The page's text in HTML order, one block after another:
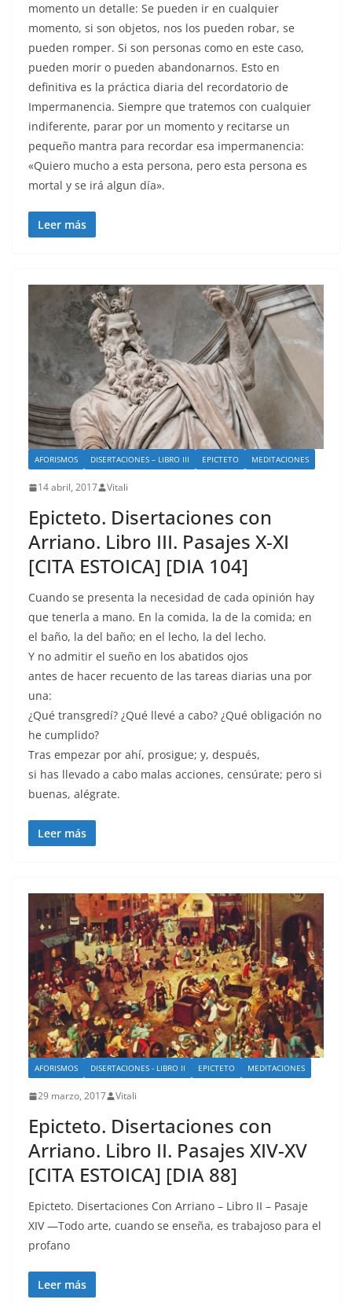
momento un detalle: Se pueden ir en cualquier
momento, si son objetos, nos los pueden robar, se
pueden romper. Si son personas como en este caso,
pueden morir o pueden abandonarnos. Esto en
definitiva es la práctica diaria del recordatorio de
Impermanencia. Siempre que tratemos con cualquier
indiferente, parar por un momento y recitarse un
pequeño mantra para recordar esa impermanencia:
«Quiero mucho a esta persona, pero esta persona es
mortal y se irá algun día».
Leer más
AFORISMOS DISERTACIONES – LIBRO III EPICTETO MEDITACIONES
14 abril, 2017 Vitali
Epicteto. Disertaciones con
Arriano. Libro III. Pasajes X-XI
[CITA ESTOICA] [DIA 104]
Cuando se presenta la necesidad de cada opinión hay
que tenerla a mano. En la comida, la de la comida; en
el baño, la del baño; en el lecho, la del lecho.
Y no admitir el sueño en los abatidos ojos
antes de hacer recuento de las tareas diarias una por
una:
¿Qué transgredí? ¿Qué llevé a cabo? ¿Qué obligación no
he cumplido?
Tras empezar por ahí, prosigue; y, después,
si has llevado a cabo malas acciones, censúrate; pero si
buenas, alégrate.
Leer más
AFORISMOS DISERTACIONES - LIBRO II EPICTETO MEDITACIONES
29 marzo, 2017 Vitali
Epicteto. Disertaciones con
Arriano. Libro II. Pasajes XIV-XV
[CITA ESTOICA] [DIA 88]
Epicteto. Disertaciones Con Arriano – Libro II – Pasaje
XIV —Todo arte, cuando se enseña, es trabajoso para el
profano
Leer más